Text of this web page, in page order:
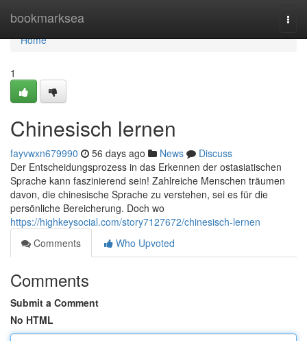
bookmarksea
Home
Home
1
Chinesisch lernen
fayvwxn679990 56 days ago News
Discuss
Der Entscheidungsprozess in das Erkennen der ostasiatischen
Sprache kann faszinierend sein! Zahlreiche Menschen träumen
davon, die chinesische Sprache zu verstehen, sei es für die
persönliche Bereicherung. Doch wo
https://highkeysocial.com/story7127672/chinesisch-lernen
Comments
Who Upvoted
Comments
Submit a Comment
No HTML